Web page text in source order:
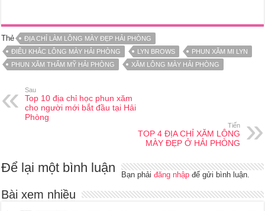
Thẻ
ĐỊA CHỈ LÀM LÔNG MÀY ĐẸP HẢI PHÒNG
ĐIÊU KHẮC LÔNG MÀY HẢI PHÒNG
LYN BROWS
PHUN XĂM MI LYN
PHUN XĂM THẨM MỸ HẢI PHÒNG
XĂM LÔNG MÀY HẢI PHÒNG
Sau
Top 10 địa chỉ học phun xăm
cho người mới bắt đầu tại Hải
Phòng
Tiến
TOP 4 ĐỊA CHỈ XĂM LÔNG
MÀY ĐẸP Ở HẢI PHÒNG
Để lại một bình luận Bạn phảiđăng nhập để gửi bình luận.
Bài xem nhiều